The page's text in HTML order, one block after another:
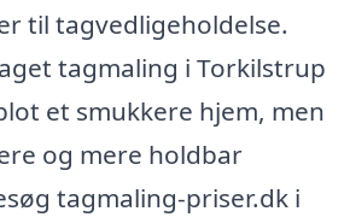
til tagvedligeholdelse.
tagmaling i Torkilstrup
et smukkere hjem, men
og mere holdbar
tagmaling-priser.dk i